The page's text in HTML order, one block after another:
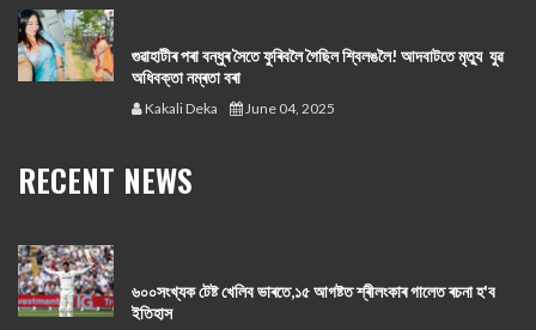
গুৱাহাটীৰ পৰা বন্ধুৰ সৈতে ফুৰিবলৈ গৈছিল শ্বিলঙলৈ! আদবাটতে মৃত্যু যুৱ
অধিবক্তা নম্ৰতা বৰা
Kakali Deka June 04, 2025
RECENT NEWS
৬০০সংখ্যক টেষ্ট খেলিব ভাৰতে,১৫ আগষ্টত শ্ৰীলংকাৰ গালেত ৰচনা হ'ব
ইতিহাস